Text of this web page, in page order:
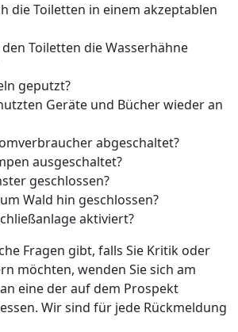
die Toiletten in einem akzeptablen
Toiletten die Wasserhähne
geputzt?
Geräte und Bücher wieder an
abgeschaltet?
ausgeschaltet?
geschlossen?
Wald hin geschlossen?
aktiviert?
Fragen gibt, falls Sie Kritik oder
möchten, wenden Sie sich am
eine der auf dem Prospekt
Wir sind für jede Rückmeldung